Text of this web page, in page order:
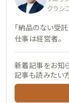
クラシ
「納品のない受
仕事は経営者。
新着記事をお知
記事も読みたい